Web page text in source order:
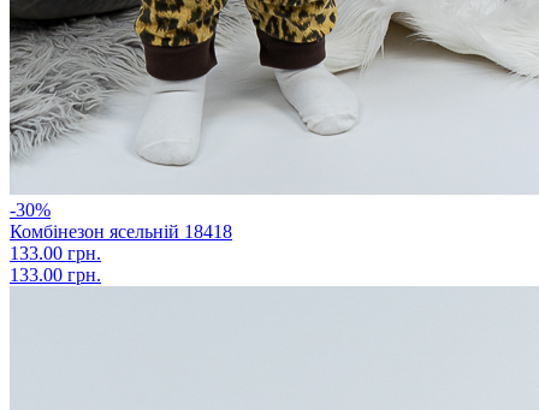
-30%
Комбінезон ясельній 18418
133.00 грн.
133.00 грн.